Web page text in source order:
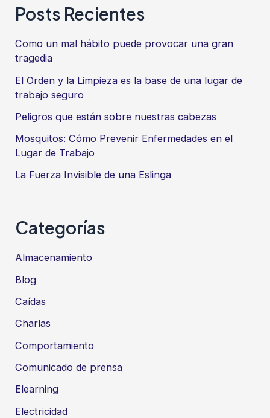
Ayudarte
Concentrarte
Posts Recientes
Como un mal hábito puede provocar una gran
tragedia
El Orden y la Limpieza es la base de una lugar de
trabajo seguro
Peligros que están sobre nuestras cabezas
Mosquitos: Cómo Prevenir Enfermedades en el
Lugar de Trabajo
La Fuerza Invisible de una Eslinga
Categorías
Almacenamiento
Blog
Caídas
Charlas
Comportamiento
Comunicado de prensa
Elearning
Electricidad